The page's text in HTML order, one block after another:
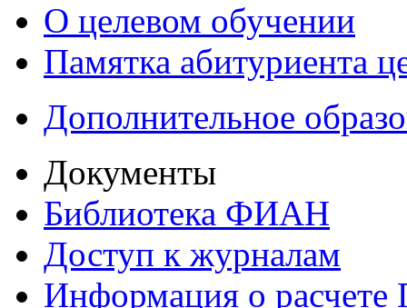
О целевом обучении
Памятка абитуриента
Дополнительное
Документы
Библиотека ФИАН
Доступ к журналам
Информация о